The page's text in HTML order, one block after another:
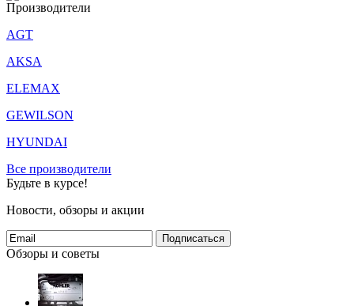
Производители
AGT
AKSA
ELEMAX
GEWILSON
HYUNDAI
Все производители
Будьте в курсе!
Новости, обзоры и акции
Подписаться
Обзоры и советы